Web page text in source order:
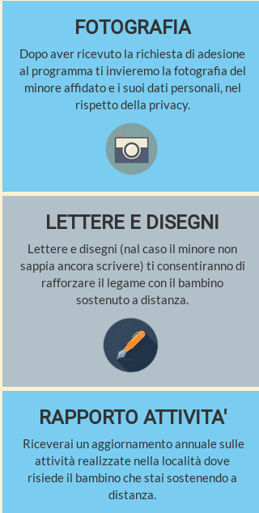
FOTOGRAFIA
Dopo aver ricevuto la richiesta di adesione
al programma ti invieremo la fotografia del
minore affidato e i suoi dati personali, nel
rispetto della privacy.
LETTERE E DISEGNI
Lettere e disegni (nal caso il minore non
sappia ancora scrivere) ti consentiranno di
rafforzare il legame con il bambino
sostenuto a distanza.
RAPPORTO ATTIVITA'
Riceverai un aggiornamento annuale sulle
attività realizzate nella località dove
risiede il bambino che stai sostenendo a
distanza.